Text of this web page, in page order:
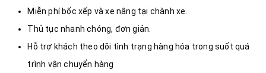
Miễn phí bốc xếp và xe nâng tại chành xe.
Thủ tục nhanh chóng, đơn giản.
Hỗ trợ khách theo dõi tình trạng hàng hóa trong suốt quá
trình vận chuyển hàng